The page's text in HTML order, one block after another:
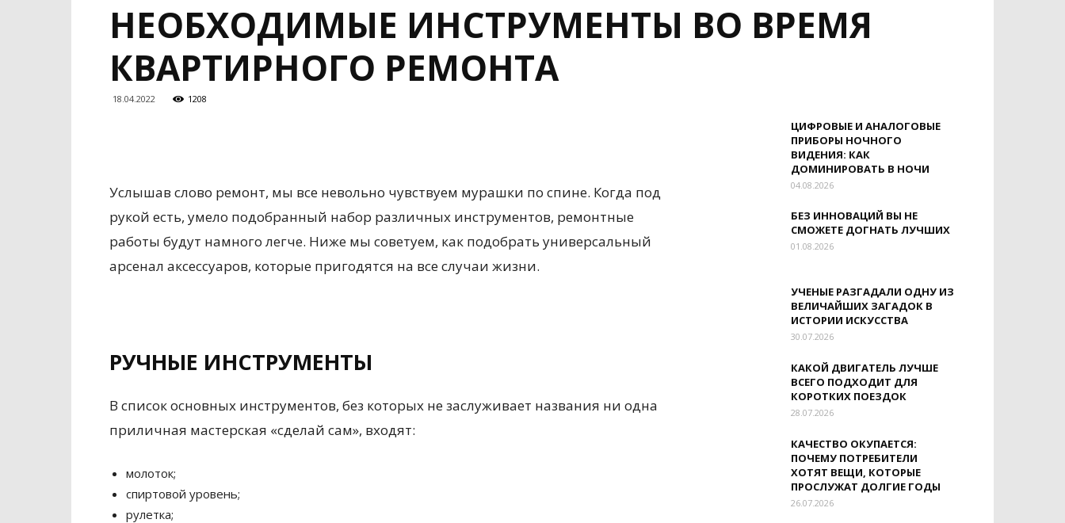
НЕОБХОДИМЫЕ ИНСТРУМЕНТЫ ВО ВРЕМЯ
КВАРТИРНОГО РЕМОНТА
18.04.2022 1208
Услышав слово ремонт, мы все невольно чувствуем мурашки по спине. Когда под
рукой есть, умело подобранный набор различных инструментов, ремонтные
работы будут намного легче. Ниже мы советуем, как подобрать универсальный
арсенал аксессуаров, которые пригодятся на все случаи жизни.
РУЧНЫЕ ИНСТРУМЕНТЫ
В список основных инструментов, без которых не заслуживает названия ни одна
приличная мастерская «сделай сам», входят:
молоток;
спиртовой уровень;
рулетка;
ЦИФРОВЫЕ И АНАЛОГОВЫЕ
ПРИБОРЫ НОЧНОГО
ВИДЕНИЯ: КАК
ДОМИНИРОВАТЬ В НОЧИ
04.08.2026
БЕЗ ИННОВАЦИЙ ВЫ НЕ
СМОЖЕТЕ ДОГНАТЬ ЛУЧШИХ
01.08.2026
УЧЕНЫЕ РАЗГАДАЛИ ОДНУ ИЗ
ВЕЛИЧАЙШИХ ЗАГАДОК В
ИСТОРИИ ИСКУССТВА
30.07.2026
КАКОЙ ДВИГАТЕЛЬ ЛУЧШЕ
ВСЕГО ПОДХОДИТ ДЛЯ
КОРОТКИХ ПОЕЗДОК
28.07.2026
КАЧЕСТВО ОКУПАЕТСЯ:
ПОЧЕМУ ПОТРЕБИТЕЛИ
ХОТЯТ ВЕЩИ, КОТОРЫЕ
ПРОСЛУЖАТ ДОЛГИЕ ГОДЫ
26.07.2026